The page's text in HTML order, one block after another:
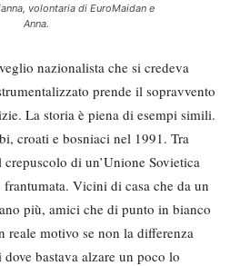
volontaria di EuroMaidan e
Anna.
nazionalista che si credeva
prende il sopravvento
La storia è piena di esempi simili.
croati e bosniaci nel 1991. Tra
di un’Unione Sovietica
Vicini di casa che da un
più, amici che di punto in bianco
reale motivo se non la differenza
bastava alzare un poco lo